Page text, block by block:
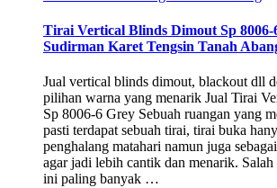
Tirai Vertical Blinds Dimout Sp 8006-
Sudirman Karet Tengsin Tanah
Jual vertical blinds dimout, blackout dll
pilihan warna yang menarik Jual Tirai
Sp 8006-6 Grey Sebuah ruangan yang
pasti terdapat sebuah tirai, tirai buka
penghalang matahari namun juga
agar jadi lebih cantik dan menarik. Salah
ini paling banyak …